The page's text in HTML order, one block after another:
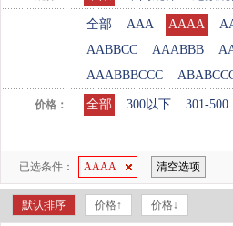
全部 AAA AAAA
AABBCC
AAABBB
AAABBBCCC
价格： 全部 300以下 301-500
已选条件： AAAA 清空选项
默认排序 价格↑ 价格↓